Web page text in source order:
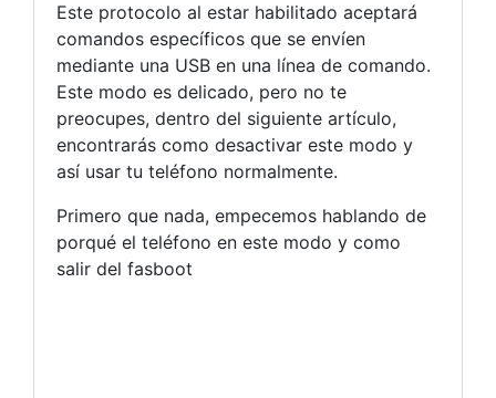
Este protocolo al estar habilitado aceptará
comandos específicos que se envíen
mediante una USB en una línea de comando.
Este modo es delicado, pero no te
preocupes, dentro del siguiente artículo,
encontrarás como desactivar este modo y
así usar tu teléfono normalmente.
Primero que nada, empecemos hablando de
porqué el teléfono en este modo y como
salir del fasboot